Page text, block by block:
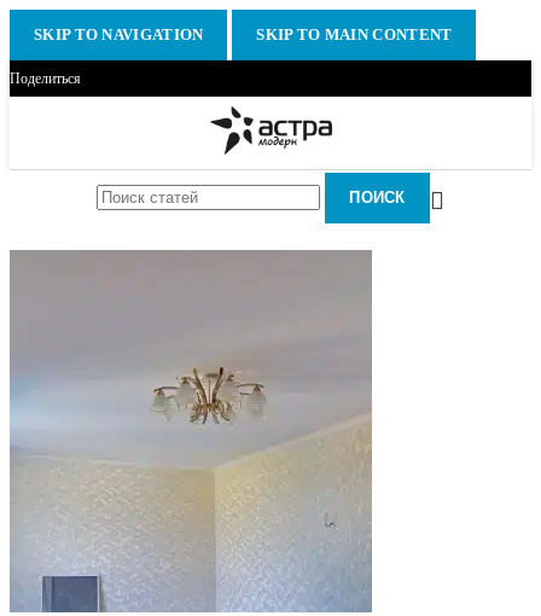
SKIP TO NAVIGATION SKIP TO MAIN CONTENT
Поделиться
ПОИСК